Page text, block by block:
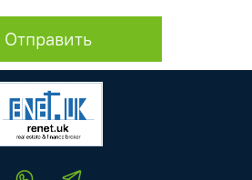
Отправить